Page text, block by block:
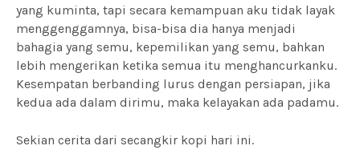
yang kuminta, tapi secara kemampuan aku tidak layak
menggenggamnya, bisa-bisa dia hanya menjadi
bahagia yang semu, kepemilikan yang semu, bahkan
lebih mengerikan ketika semua itu menghancurkanku.
Kesempatan berbanding lurus dengan persiapan, jika
kedua ada dalam dirimu, maka kelayakan ada padamu.
Sekian cerita dari secangkir kopi hari ini.